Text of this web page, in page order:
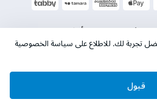
الشروط و الأحكام
تجربة لك. للاطلاع على سياسة الخصوصية
قبول